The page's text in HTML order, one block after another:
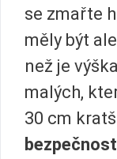
se zmařte
měly být
než je
malých,
30 cm